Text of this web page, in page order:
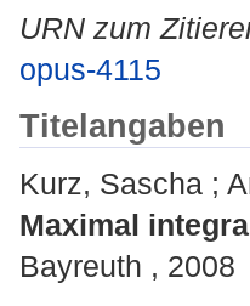
URN zum
opus-4115
Titelangaben
Kurz, Sascha ;
Maximal
Bayreuth , 2008